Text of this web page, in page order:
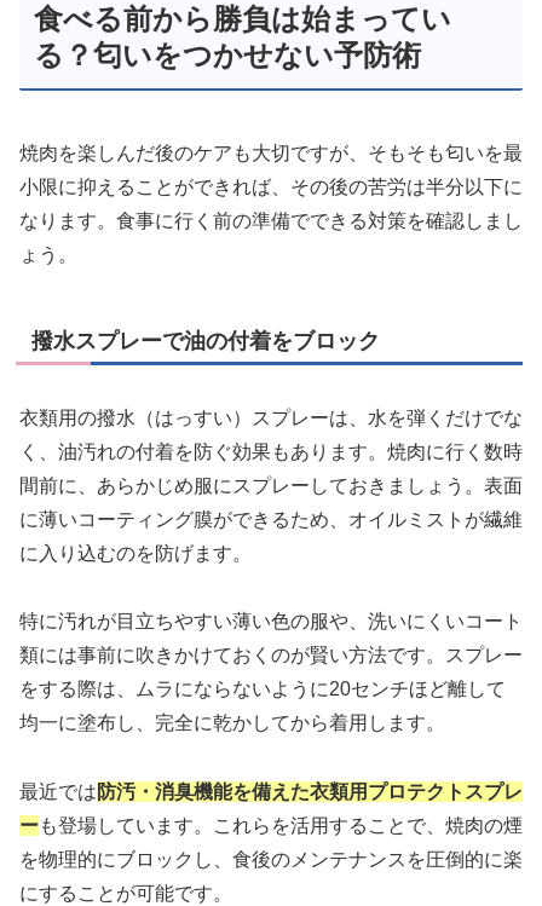
食べる前から勝負は始まってい
る？匂いをつかせない予防術
焼肉を楽しんだ後のケアも大切ですが、そもそも匂いを最
小限に抑えることができれば、その後の苦労は半分以下に
なります。食事に行く前の準備でできる対策を確認しまし
ょう。
撥水スプレーで油の付着をブロック
衣類用の撥水（はっすい）スプレーは、水を弾くだけでな
く、油汚れの付着を防ぐ効果もあります。焼肉に行く数時
間前に、あらかじめ服にスプレーしておきましょう。表面
に薄いコーティング膜ができるため、オイルミストが繊維
に入り込むのを防げます。
特に汚れが目立ちやすい薄い色の服や、洗いにくいコート
類には事前に吹きかけておくのが賢い方法です。スプレー
をする際は、ムラにならないように20センチほど離して
均一に塗布し、完全に乾かしてから着用します。
最近では 防汚・消臭機能を備えた衣類用プロテクトスプレ
ーも登場しています。これらを活用することで、焼肉の煙
を物理的にブロックし、食後のメンテナンスを圧倒的に楽
にすることが可能です。